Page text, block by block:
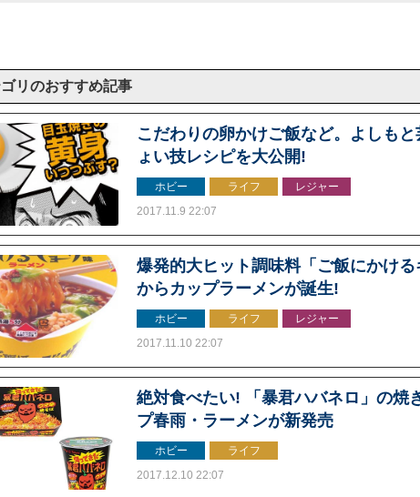
リのおすすめ記事
こだわりの卵かけご飯など。よしもと
ょい技レシピを大公開!
ホビー ライフ
レジャー
2017.11.9 22:07
爆発的大ヒット調味料「ご飯にかける
からカップラーメンが誕生!
ホビー ライフ
レジャー
2017.11.10 22:07
絶対食べたい! 「暴君ハバネロ」の焼
プ春雨・ラーメンが新発売
ホビー
ライフ
2017.12.10 22:07